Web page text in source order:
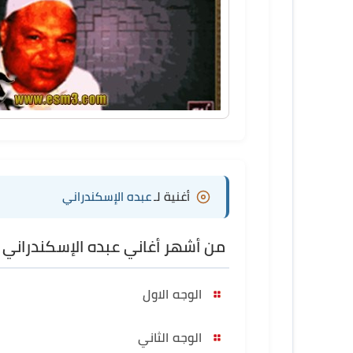
أغنية لـعبده الإسكندراني
من أشهر أغاني عبده الإسكندراني
الوجه الاول
الوجه الثاني